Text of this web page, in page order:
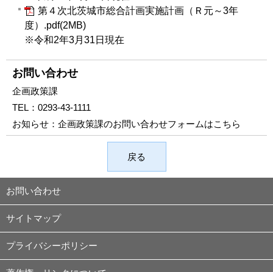
第４次北茨城市総合計画実施計画（Ｒ元～3年
度）.pdf(2MB)
※令和2年3月31日現在
お問い合わせ
企画政策課
TEL： 0293-43-1111
お知らせ： 企画政策課のお問い合わせフォームはこちら
戻る
お問い合わせ
サイトマップ
プライバシーポリシー